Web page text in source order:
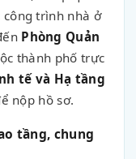
công trình nhà ở
Phòng Quản
thành phố trực
tế và Hạ tầng
nộp hồ sơ.
tầng, chung